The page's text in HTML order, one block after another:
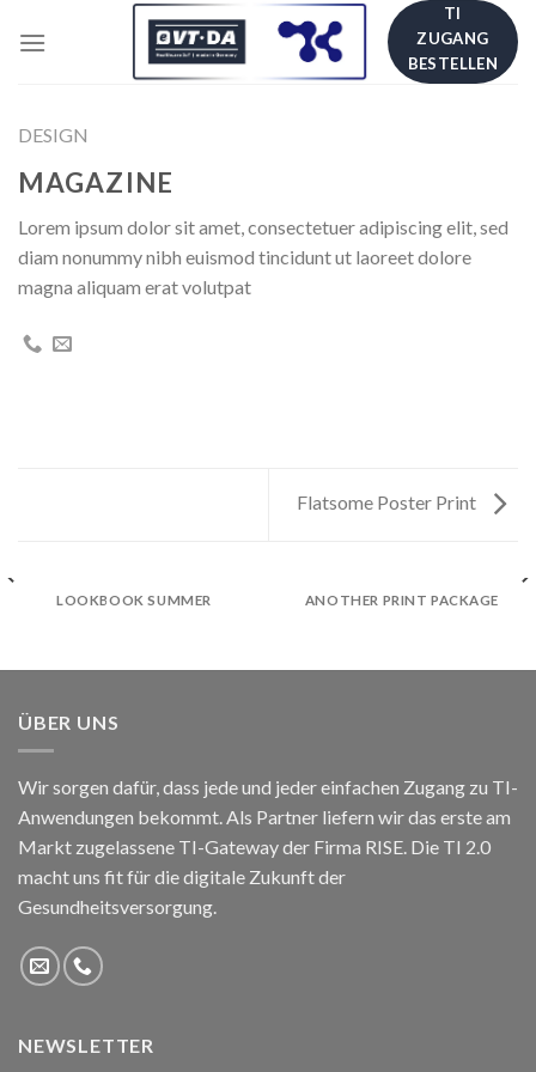
TI
ZUGANG
BESTELLEN
DESIGN
MAGAZINE
Lorem ipsum dolor sit amet, consectetuer adipiscing elit, sed
diam nonummy nibh euismod tincidunt ut laoreet dolore
magna aliquam erat volutpat
Flatsome Poster Print
LOOKBOOK SUMMER ANOTHER PRINT PACKAGE
ÜBER UNS
Wir sorgen dafür, dass jede und jeder einfachen Zugang zu TI-
Anwendungen bekommt. Als Partner liefern wir das erste am
Markt zugelassene TI-Gateway der Firma RISE. Die TI 2.0
macht uns fit für die digitale Zukunft der
Gesundheitsversorgung.
NEWSLETTER